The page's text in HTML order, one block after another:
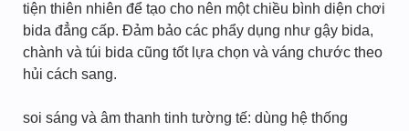
tiện thiên nhiên để tạo cho nên một chiều bình diện chơi
bida đẳng cấp. Đảm bảo các phẩy dụng như gậy bida,
chành và túi bida cũng tốt lựa chọn và váng chước theo
hủi cách sang.
soi sáng và âm thanh tinh tường tế: dùng hệ thống